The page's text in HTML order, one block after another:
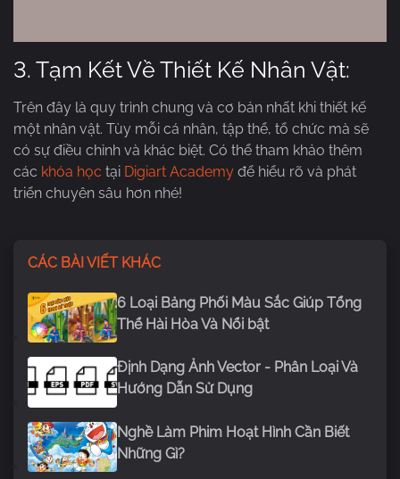
3. Tạm Kết Về Thiết Kế Nhân Vật:
Trên đây là quy trình chung và cơ bản nhất khi thiết kế
một nhân vật. Tùy mỗi cá nhân, tập thể, tổ chức mà sẽ
có sự điều chỉnh và khác biệt. Có thể tham khảo thêm
các khóa học tại Digiart Academy để hiểu rõ và phát
triển chuyên sâu hơn nhé!
CÁC BÀI VIẾT KHÁC
6 Loại Bảng Phối Màu Sắc Giúp Tổng
Thể Hài Hòa Và Nổi bật
Định Dạng Ảnh Vector - Phân Loại Và
Hướng Dẫn Sử Dụng
Nghề Làm Phim Hoạt Hình Cần Biết
Những Gì?